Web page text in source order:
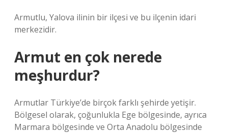
Armutlu, Yalova ilinin bir ilçesi ve bu ilçenin idari
merkezidir.
Armut en çok nerede
meşhurdur?
Armutlar Türkiye’de birçok farklı şehirde yetişir.
Bölgesel olarak, çoğunlukla Ege bölgesinde, ayrıca
Marmara bölgesinde ve Orta Anadolu bölgesinde